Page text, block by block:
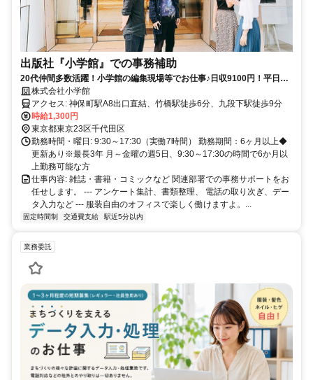
出版社『小学館』での事務補助
20代仲間多数活躍！小学館の編集現場等でお仕事♪日収9100円！平日フ
ルタイム勤務！賞与年2回有！
株式会社小学館
アクセス: 神保町駅A8出口直結、竹橋駅徒歩6分、九段下駅徒歩9分
時給1,300円
東京都東京23区千代田区
勤務時間・曜日: 9:30～17:30（実働7時間） 勤務期間：6ヶ月以上◆
更新あり※最長3年 月～金曜の週5日、9:30～17:30の時間で6か月以
上勤務可能な方
仕事内容: 雑誌・書籍・コミックなど 関連部署での事務サポートをお
任せします。 --- アンケート集計、書類整理、 電話の取り次ぎ、デー
タ入力など --- 服装自由のオフィスで楽しく働けますよ。...
固定時間制 交通費支給 駅近5分以内
業務委託